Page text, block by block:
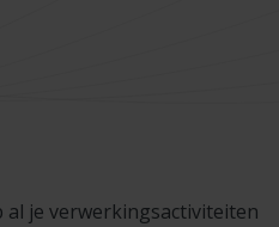
al je verwerkingsactiviteiten